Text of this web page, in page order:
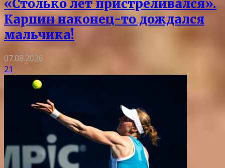
«Столько лет пристреливался».
Карпин наконец-то дождался
мальчика!
07.08.2026
21